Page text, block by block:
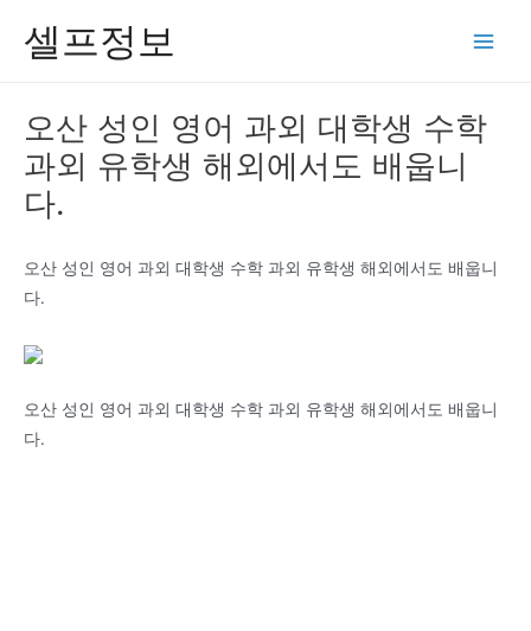
셀프정보
오산 성인 영어 과외 대학생 수학
과외 유학생 해외에서도 배웁니
다.
오산 성인 영어 과외 대학생 수학 과외 유학생 해외에서도 배웁니
다.
오산 성인 영어 과외 대학생 수학 과외 유학생 해외에서도 배웁니
다.